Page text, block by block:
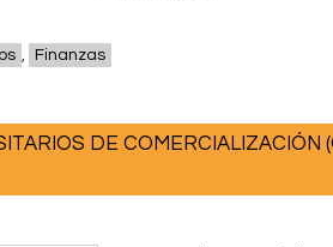
, Finanzas
DE COMERCIALIZACIÓN